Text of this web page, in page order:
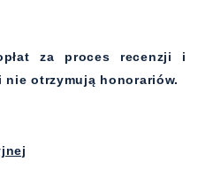
za proces recenzji i
nie otrzymują honorariów.